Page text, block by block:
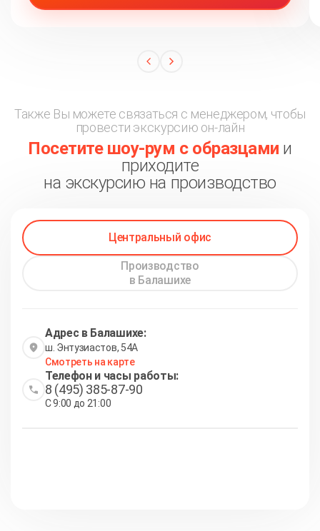
Также Вы можете связаться с менеджером, чтобы
провести экскурсию он-лайн
Посетите шоу-рум с образцами и
приходите
на экскурсию на производство
Центральный офис
Производство
в Балашихе
Адрес в Балашихе:
ш. Энтузиастов, 54А
Смотреть на карте
Телефон и часы работы:
8 (495) 385-87-90
С 9:00 до 21:00